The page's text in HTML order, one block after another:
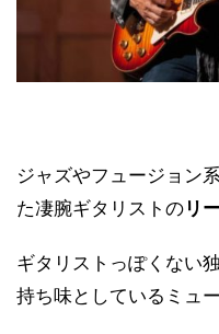
ジャズやフュージョン
た凄腕ギタリストの リ
ギタリストっぽくない
持ち味としているミュ